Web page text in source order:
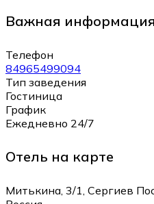
Важная информация
Телефон
84965499094
Тип заведения
Гостиница
График
Ежедневно 24/7
Отель на карте
Митькина, 3/1, Сергиев